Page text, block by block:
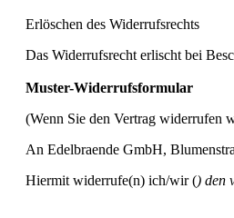
Erlöschen des Widerrufsrechts
Das Widerrufsrecht erlischt bei
Muster-Widerrufsformular
(Wenn Sie den Vertrag widerrufen
An Edelbraende GmbH,
Hiermit widerrufe(n) ich/wir () den